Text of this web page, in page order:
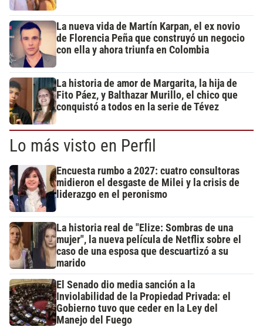
La nueva vida de Martín Karpan, el ex novio
de Florencia Peña que construyó un negocio
con ella y ahora triunfa en Colombia
La historia de amor de Margarita, la hija de
Fito Páez, y Balthazar Murillo, el chico que
conquistó a todos en la serie de Tévez
Lo más visto en Perfil
Encuesta rumbo a 2027: cuatro consultoras
midieron el desgaste de Milei y la crisis de
liderazgo en el peronismo
La historia real de "Elize: Sombras de una
mujer", la nueva película de Netflix sobre el
caso de una esposa que descuartizó a su
marido
El Senado dio media sanción a la
Inviolabilidad de la Propiedad Privada: el
Gobierno tuvo que ceder en la Ley del
Manejo del Fuego